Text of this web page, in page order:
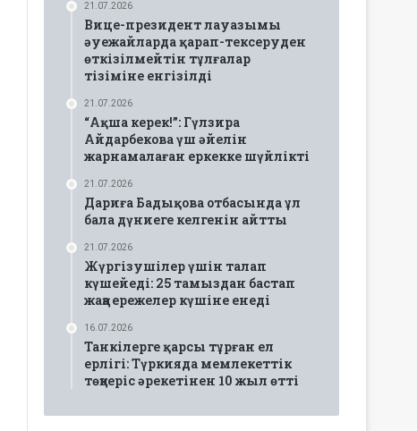
21.07.2026
Вице-президент лауазымы
әуежайларда қарап-тексеруден
өткізілмейтін тұлғалар
тізіміне енгізілді
21.07.2026
“Ақша керек!”: Гүлзира
Айдарбекова үш әйелін
жарнамалаған еркекке шүйлікті
21.07.2026
Дариға Бадықова отбасында ұл
бала дүниеге келгенін айтты
21.07.2026
Жүргізушілер үшін талап
күшейеді: 25 тамыздан бастап
жаңа ережелер күшіне енеді
16.07.2026
Танкілерге қарсы тұрған ел
ерлігі: Түркияда мемлекеттік
төңкеріс әрекетінен 10 жыл өтті